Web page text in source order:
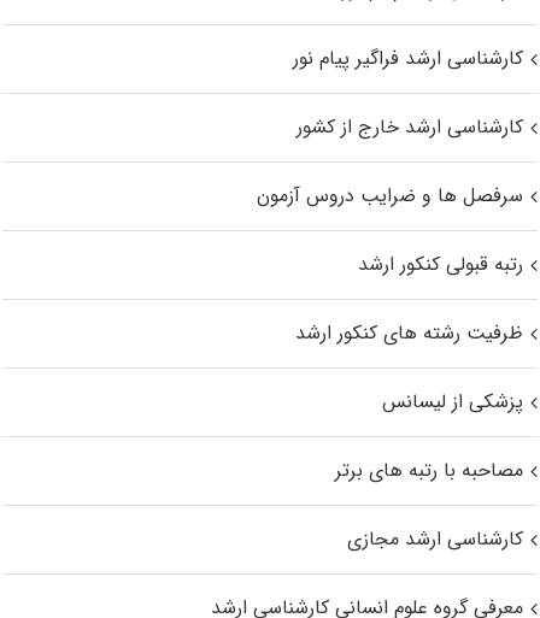
کارشناسی ارشد فراگیر پیام نور
کارشناسی ارشد خارج از کشور
سرفصل ها و ضرایب دروس آزمون
رتبه قبولی کنکور ارشد
ظرفیت رشته های کنکور ارشد
پزشکی از لیسانس
مصاحبه با رتبه های برتر
کارشناسی ارشد مجازی
معرفی گروه علوم انسانی کارشناسی ارشد